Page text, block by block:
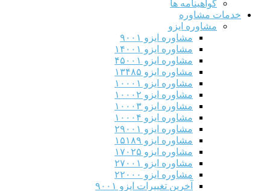
گواهینامه ها
خدمات مشاوره
مشاوره ایزو
مشاوره ایزو ۹۰۰۱
مشاوره ایزو ۱۴۰۰۱
مشاوره ایزو ۴۵۰۰۱
مشاوره ایزو ۱۳۴۸۵
مشاوره ایزو ۱۰۰۰۱
مشاوره ایزو ۱۰۰۰۲
مشاوره ایزو ۱۰۰۰۳
مشاوره ایزو ۱۰۰۰۴
مشاوره ایزو ۲۹۰۰۱
مشاوره ایزو ۱۵۱۸۹
مشاوره ایزو ۱۷۰۲۵
مشاوره ایزو ۲۷۰۰۱
مشاوره ایزو ۲۲۰۰۰
آخرین تغییرات ایزو ۹۰۰۱